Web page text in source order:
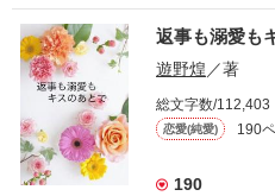
『責任をとる、結婚しよう』と
戸惑う美桜とは裏腹に、好きと
甘やかしてくる。
そんなある日、哲平は美桜がス
遭っていることを知る。
美桜を守るため、哲平は同居を
おかしな噂を流されて前の職場
桜は、海外で傷心旅行をしてい
い、酒の勢いもあり一夜限りの
帰国後、美桜は新しい職場で
なんと彼の正体は、とある財閥
れて起業した新進気鋭の実業家
――御影恭司その人だったのだ
なぜか恭司から飼い猫の世話
返事も溺愛も
遊野煌 ／著
総文字数/112,403
恋愛(純愛) 190
190